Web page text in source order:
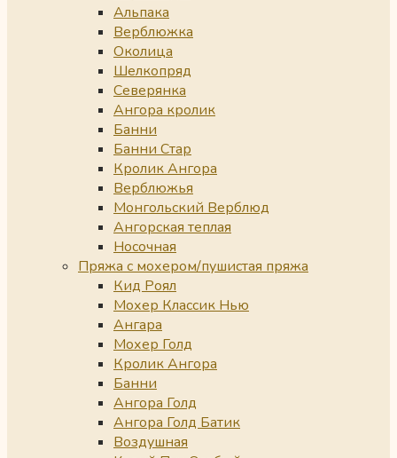
Альпака
Верблюжка
Околица
Шелкопряд
Северянка
Ангора кролик
Банни
Банни Стар
Кролик Ангора
Верблюжья
Монгольский Верблюд
Ангорская теплая
Носочная
Пряжа с мохером/пушистая пряжа
Кид Роял
Мохер Классик Нью
Ангара
Мохер Голд
Кролик Ангора
Банни
Ангора Голд
Ангора Голд Батик
Воздушная